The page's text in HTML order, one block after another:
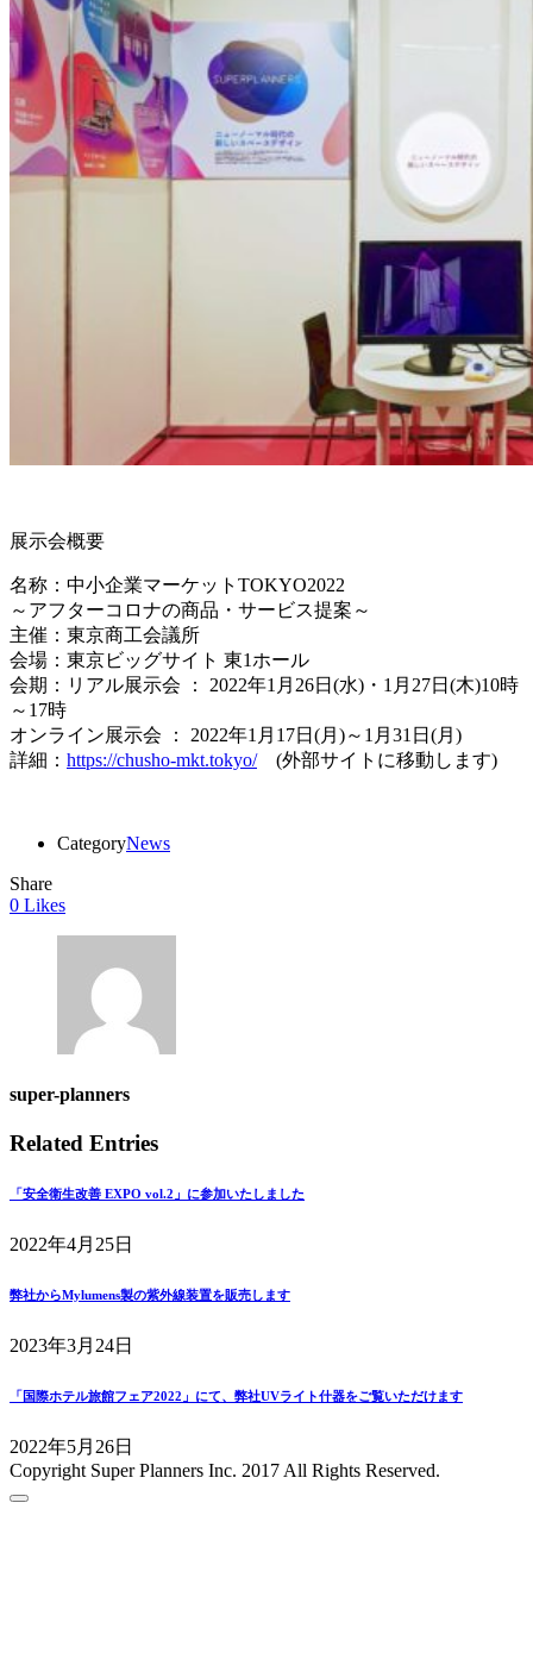
展示会概要
名称：中小企業マーケットTOKYO2022
～アフターコロナの商品・サービス提案～
主催：東京商工会議所
会場：東京ビッグサイト 東1ホール
会期：リアル展示会 ： 2022年1月26日(水)・1月27日(木)10時
～17時
オンライン展示会 ： 2022年1月17日(月)～1月31日(月)
詳細： https://chusho-mkt.tokyo/(外部サイトに移動します)
CategoryNews
Share
0 Likes
super-planners
Related Entries
「安全衛生改善 EXPO vol.2」に参加いたしました
2022年4月25日
弊社からMylumens製の紫外線装置を販売します
2023年3月24日
「国際ホテル旅館フェア2022」にて、弊社UVライト什器をご覧いただけます
2022年5月26日
Copyright Super Planners Inc. 2017 All Rights Reserved.